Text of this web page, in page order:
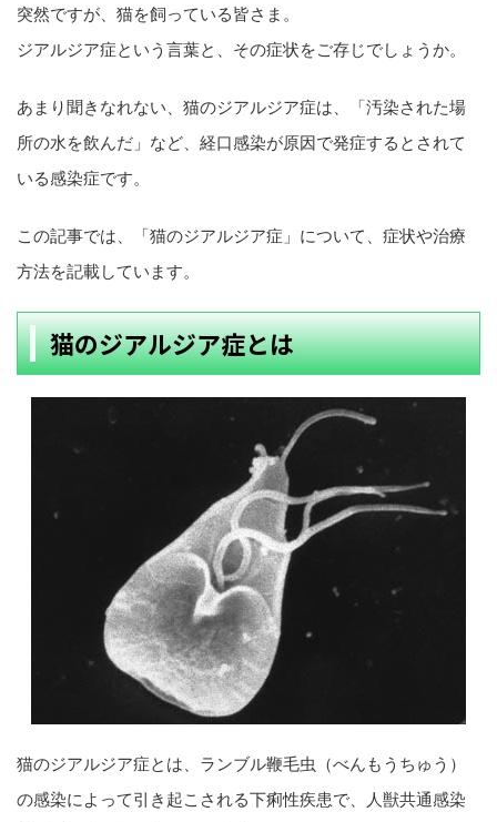
突然ですが、猫を飼っている皆さま。
ジアルジア症という言葉と、その症状をご存じでしょうか。
あまり聞きなれない、猫のジアルジア症は、「汚染された場
所の水を飲んだ」など、経口感染が原因で発症するとされて
いる感染症です。
この記事では、「猫のジアルジア症」について、症状や治療
方法を記載しています。
猫のジアルジア症とは
猫のジアルジア症とは、ランブル鞭毛虫（べんもうちゅう）
の感染によって引き起こされる下痢性疾患で、人獣共通感染